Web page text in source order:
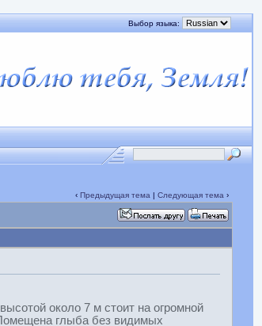
Выбор языка:
‹ Предыдущая тема | Следующая тема ›
около 7 м стоит на огромной
глыба без видимых